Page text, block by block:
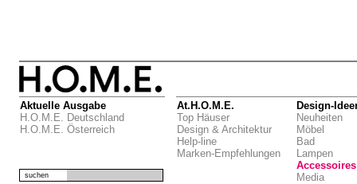
Aktuelle Ausgabe
H.O.M.E. Deutschland
H.O.M.E. Österreich
At.H.O.M.E.
Top Häuser
Design & Architektur
Help-line
Marken-Empfehlungen
Design-
Neuheiten
Möbel
Bad
Lampen
Accessoires
Media
suchen